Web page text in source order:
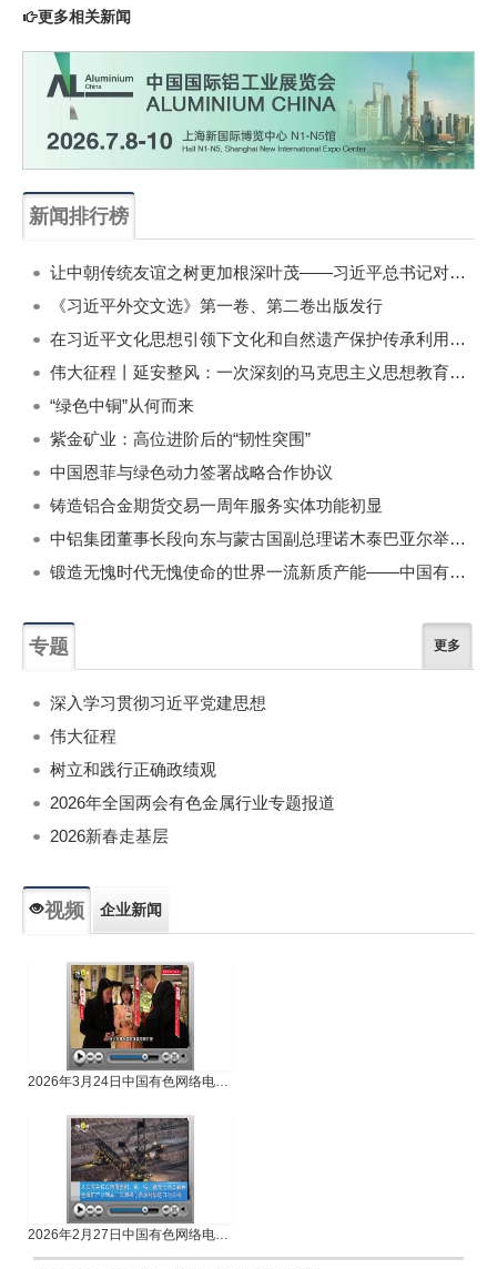
更多相关新闻
新闻排行榜
让中朝传统友谊之树更加根深叶茂——习近平总书记对朝鲜进行国事访问纪实
《习近平外交文选》第一卷、第二卷出版发行
在习近平文化思想引领下文化和自然遗产保护传承利用工作开创新局面
伟大征程丨延安整风：一次深刻的马克思主义思想教育运动
“绿色中铜”从何而来
紫金矿业：高位进阶后的“韧性突围”
中国恩菲与绿色动力签署战略合作协议
铸造铝合金期货交易一周年服务实体功能初显
中铝集团董事长段向东与蒙古国副总理诺木泰巴亚尔举行会谈
锻造无愧时代无愧使命的世界一流新质产能——中国有色金属工业的战略应对与破局之道（二）
专题 更多
深入学习贯彻习近平党建思想
伟大征程
树立和践行正确政绩观
2026年全国两会有色金属行业专题报道
2026新春走基层
视频 企业新闻
2026年3月24日中国有色网络电视新闻
2026年2月27日中国有色网络电视新闻